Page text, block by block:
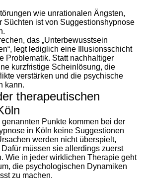
wie unrationalen Ängsten,
Süchten ist von Suggestionshypnose
das „Unterbewusstsein
legt lediglich eine Illusionsschicht
Problematik. Statt nachhaltiger
kurzfristige Scheinlösung, die
verstärken und die psychische
kann.
therapeutischen
Punkte kommen bei der
in Köln keine Suggestionen
werden nicht überspielt,
müssen sie allerdings zuerst
Wie in jeder wirklichen Therapie geht
die psychologischen Dynamiken
zu machen.